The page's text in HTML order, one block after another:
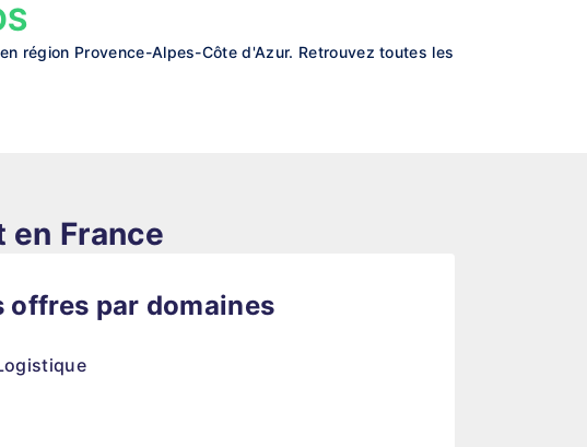
région Provence-Alpes-Côte d'Azur. Retrouvez toutes les
France
offres par domaines